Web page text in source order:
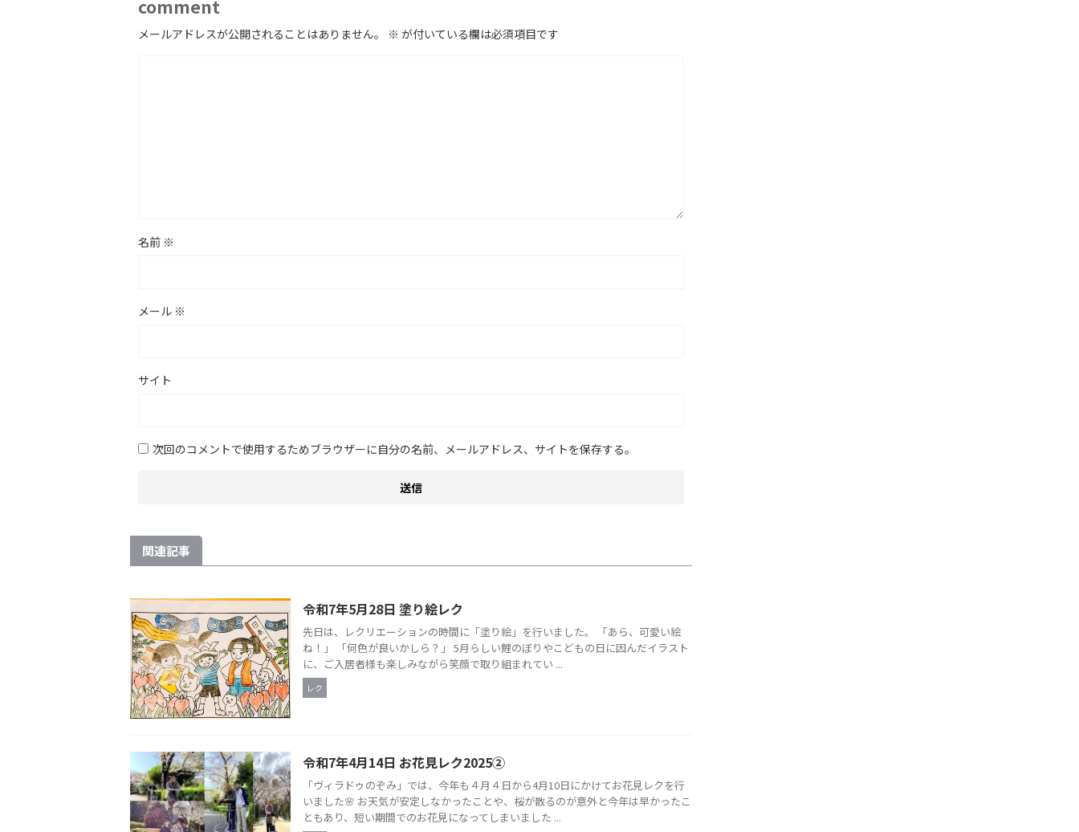
comment
メールアドレスが公開されることはありません。 ※ が付いている欄は必須項目です
名前 ※
メール ※
サイト
次回のコメントで使用するためブラウザーに自分の名前、メールアドレス、サイトを保存する。
関連記事
令和7年5月28日 塗り絵レク
先日は、レクリエーションの時間に「塗り絵」を行いました。 「あら、可愛い絵
ね！」 「何色が良いかしら？」 5月らしい鯉のぼりやこどもの日に因んだイラスト
に、ご入居者様も楽しみながら笑顔で取り組まれてい ...
レク
令和7年4月14日 お花見レク2025②
「ヴィラドゥのぞみ」では、今年も４月４日から4月10日にかけてお花見レクを行
いました🌸 お天気が安定しなかったことや、桜が散るのが意外と今年は早かったこ
ともあり、短い期間でのお花見になってしまいました ...